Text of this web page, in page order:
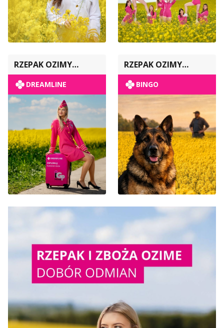
RZEPAK OZIMY
POPULACYJNY
DREAMLINE
RZEPAK OZIMY
POPULACYJNY
BINGO